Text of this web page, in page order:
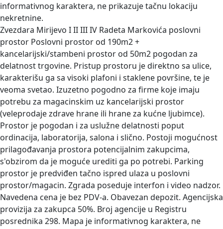
informativnog karaktera, ne prikazuje tačnu lokaciju
nekretnine.
Zvezdara Mirijevo I II III IV Radeta Markovića poslovni
prostor Poslovni prostor od 190m2 +
kancelarijski/stambeni prostor od 50m2 pogodan za
delatnost trgovine. Pristup prostoru je direktno sa ulice,
karakterišu ga sa visoki plafoni i staklene površine, te je
veoma svetao. Izuzetno pogodno za firme koje imaju
potrebu za magacinskim uz kancelarijski prostor
(veleprodaje zdrave hrane ili hrane za kućne ljubimce).
Prostor je pogodan i za uslužne delatnosti poput
ordinacija, laboratorija, salona i slično. Postoji mogućnost
prilagođavanja prostora potencijalnim zakupcima,
s'obzirom da je moguće urediti ga po potrebi. Parking
prostor je predviđen tačno ispred ulaza u poslovni
prostor/magacin. Zgrada poseduje interfon i video nadzor.
Navedena cena je bez PDV-a. Obavezan depozit. Agencijska
provizija za zakupca 50%. Broj agencije u Registru
posrednika 298. Mapa je informativnog karaktera, ne